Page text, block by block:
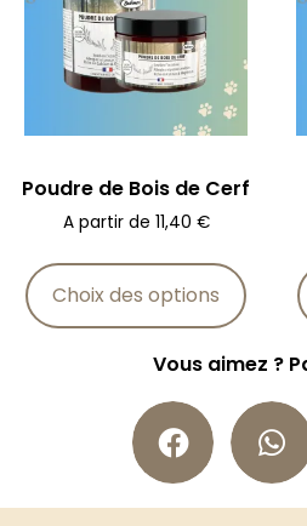
Poudre de Bois de Cerf
A partir de 11,40 €
Choix des options
Vous aimez ?